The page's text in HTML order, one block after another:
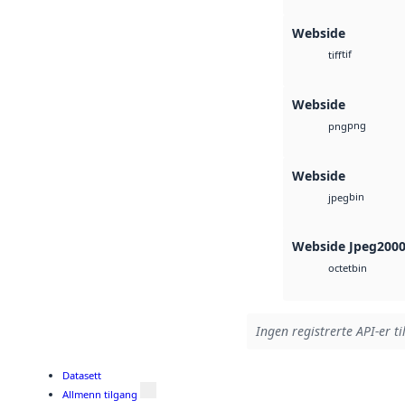
Webside
tifftif
Webside
pngpng
Webside
jpegbin
Webside Jpeg2000
octetbin
Ingen registrerte API-er
Datasett
Allmenn tilgang